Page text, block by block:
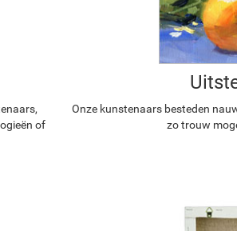
of
Onze kunstenaars besteden
zo trouw